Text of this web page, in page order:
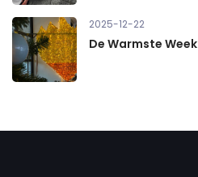
2025-12-22
De Warmste Week